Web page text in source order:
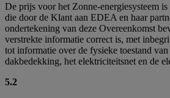
De prijs voor het Zonne-energiesysteem
die door de Klant aan EDEA en haar
ondertekening van deze Overeenkomst
verstrekte informatie correct is, met
tot informatie over de fysieke toestand
dakbedekking, het elektriciteitsnet en de
5.2